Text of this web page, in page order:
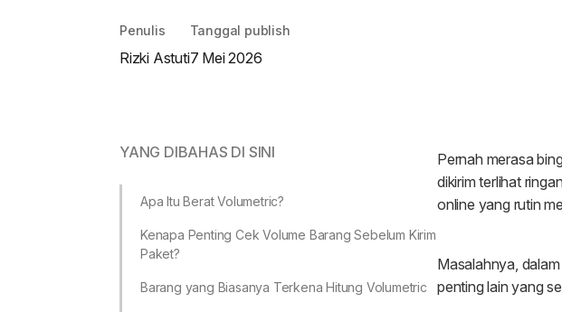
Penulis
Rizki Astuti
Tanggal publish
7 Mei 2026
YANG DIBAHAS DI SINI
Apa Itu Berat Volumetric?
Kenapa Penting Cek Volume Barang Sebelum Kirim
Paket?
Barang yang Biasanya Terkena Hitung Volumetric